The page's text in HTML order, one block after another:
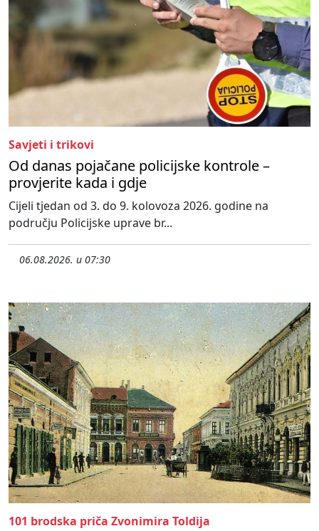
Savjeti i trikovi
Od danas pojačane policijske kontrole –
provjerite kada i gdje
Cijeli tjedan od 3. do 9. kolovoza 2026. godine na
području Policijske uprave br...
06.08.2026. u 07:30
101 brodska priča Zvonimira Toldija